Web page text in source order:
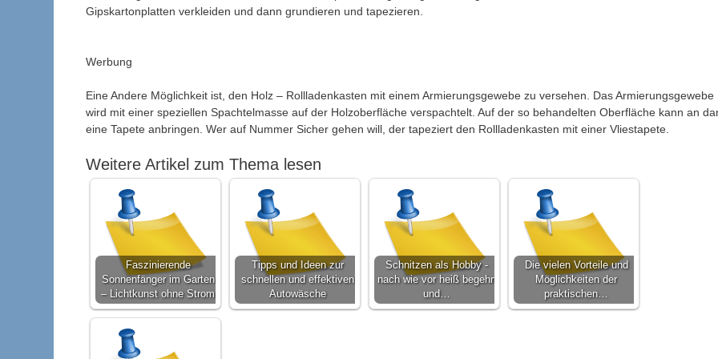
Gipskartonplatten verkleiden und dann grundieren und tapezieren.
Werbung
Eine Andere Möglichkeit ist, den Holz – Rollladenkasten mit einem Armierungsgewebe zu versehen. Das Armierungsgewebe
wird mit einer speziellen Spachtelmasse auf der Holzoberfläche verspachtelt. Auf der so behandelten Oberfläche kann an
eine Tapete anbringen. Wer auf Nummer Sicher gehen will, der tapeziert den Rollladenkasten mit einer Vliestapete.
Weitere Artikel zum Thema lesen
Faszinierende
Sonnenfänger im Garten
– Lichtkunst ohne Strom
Tipps und Ideen zur
schnellen und effektiven
Autowäsche
Schnitzen als Hobby -
nach wie vor heiß begehrt
und…
Die vielen Vorteile und
Möglichkeiten der
praktischen…